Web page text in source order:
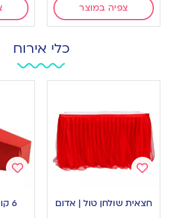
צפיה במוצר
כלי אירוח
to
חצאית שולחן טול | אדום
wishlist
6